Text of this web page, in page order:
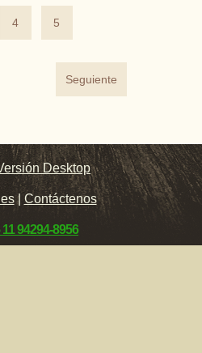
4 5
Seguiente
Desktop
| Contáctenos
11 94294-8956